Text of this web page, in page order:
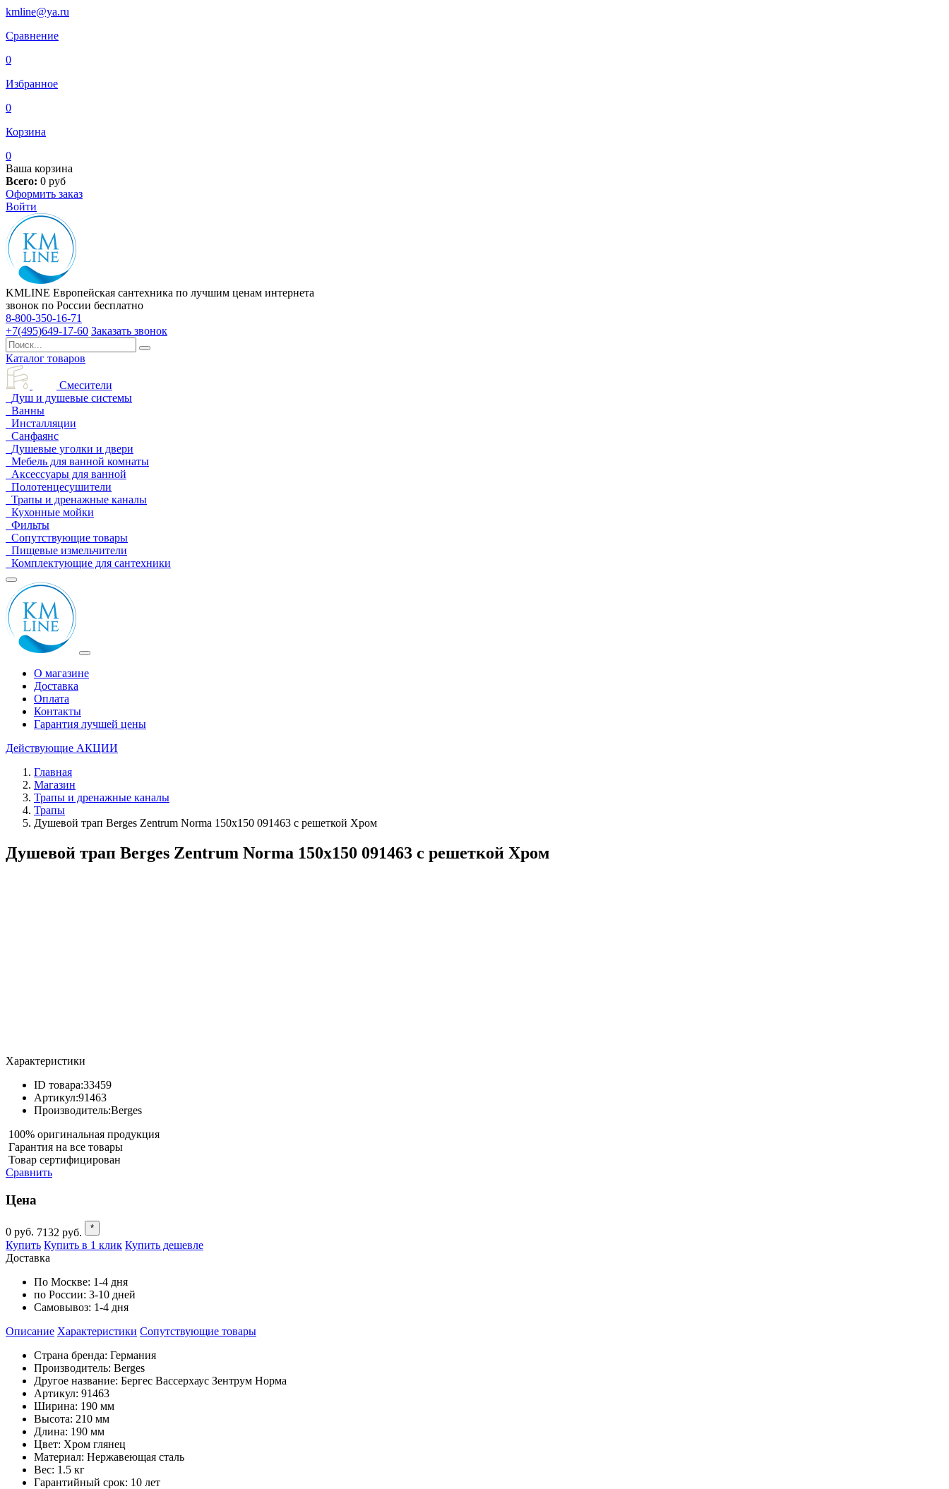
kmline@ya.ru
Сравнение
0
Избранное
0
Корзина
0
Ваша корзина
Всего: 0 руб
Оформить заказ
Войти
KMLINE Европейская сантехника по лучшим ценам интернета
звонок по России бесплатно
8-800-350-16-71
+7(495)649-17-60 Заказать звонок
Каталог товаров
Смесители
Душ и душевые системы
Ванны
Инсталляции
Санфаянс
Душевые уголки и двери
Мебель для ванной комнаты
Аксессуары для ванной
Полотенцесушители
Трапы и дренажные каналы
Кухонные мойки
Фильты
Сопутствующие товары
Пищевые измельчители
Комплектующие для сантехники
О магазине
Доставка
Оплата
Контакты
Гарантия лучшей цены
Действующие АКЦИИ
Главная
Магазин
Трапы и дренажные каналы
Трапы
Душевой трап Berges Zentrum Norma 150x150 091463 с решеткой Хром
Душевой трап Berges Zentrum Norma 150x150 091463 с решеткой Хром
Характеристики
ID товара:33459
Артикул:91463
Производитель:Berges
100% оригинальная продукция
Гарантия на все товары
Товар сертифицирован
Сравнить
Цена
0 руб. 7132 руб. *
Купить Купить в 1 клик Купить дешевле
Доставка
По Москве: 1-4 дня
по России: 3-10 дней
Самовывоз: 1-4 дня
Описание Характеристики Cопутствующие товары
Страна бренда: Германия
Производитель: Berges
Другое название: Бергес Вассерхаус Зентрум Норма
Артикул: 91463
Ширина: 190 мм
Высота: 210 мм
Длина: 190 мм
Цвет: Хром глянец
Материал: Нержавеющая сталь
Вес: 1.5 кг
Гарантийный срок: 10 лет